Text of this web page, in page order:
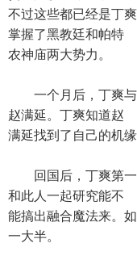
不过这些都已经是丁
掌握了黑教廷和帕特
农神庙两大势力。
一个月后，丁爽与
赵满延。丁爽知道赵
满延找到了自己的机
回国后，丁爽第一
和此人一起研究能不
能搞出融合魔法来。
一大半。